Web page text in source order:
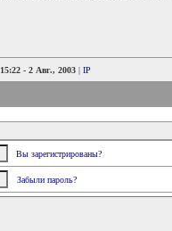
15:22 - 2 Авг., 2003 | IP
Вы зарегистрированы?
Забыли пароль?